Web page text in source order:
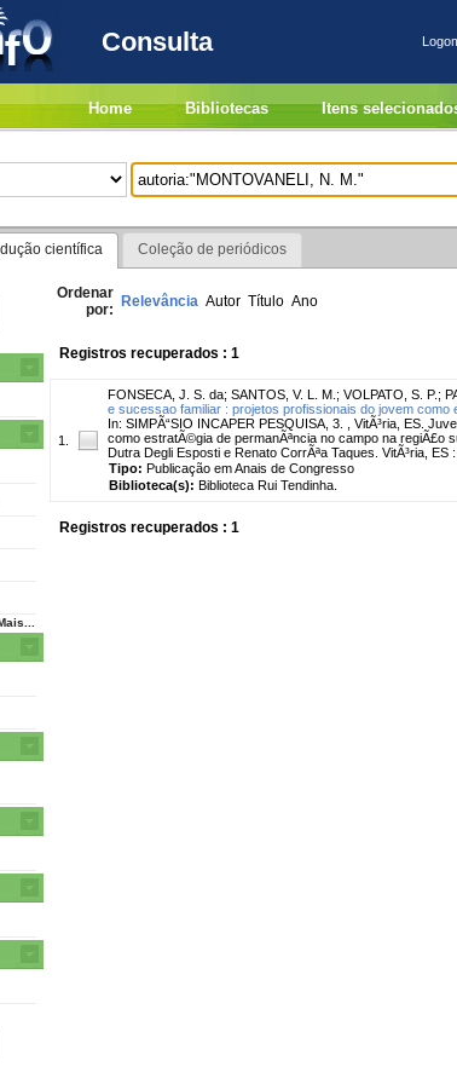
Consulta
Home Bibliotecas Itens
científica Coleção de periódicos
Ordenar
por: Relevância Autor Título Ano
Registros recuperados : 1
1.
FONSECA, J. S. da; SANTOS, V. L. M. ; VOLPATO, S. P. ;
e sucessao familiar : projetos profissionais do jovem como
In: SIMPÃ“SIO INCAPER PESQUISA, 3. , VitÃ³ria, ES.
como estratÃ©gia de permanÃªncia no campo na regiÃ£o
Dutra Degli Esposti e Renato CorrÃªa Taques. VitÃ³ria, ES
Tipo: Publicação em Anais de Congresso
Biblioteca(s): Biblioteca Rui Tendinha.
Registros recuperados : 1